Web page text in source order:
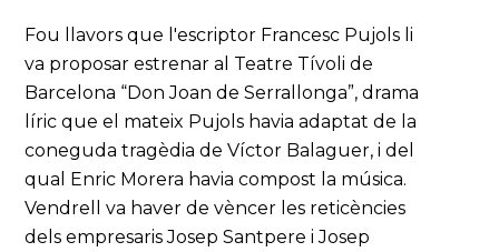
Fou llavors que l'escriptor Francesc Pujols li
va proposar estrenar al Teatre Tívoli de
Barcelona “Don Joan de Serrallonga”, drama
líric que el mateix Pujols havia adaptat de la
coneguda tragèdia de Víctor Balaguer, i del
qual Enric Morera havia compost la música.
Vendrell va haver de vèncer les reticències
dels empresaris Josep Santpere i Josep